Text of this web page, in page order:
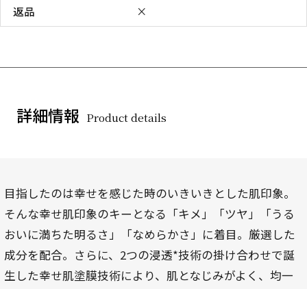
返品
×
詳細情報 Product details
目指したのは幸せを感じた時のいきいきとした肌印象。
そんな幸せ肌印象のキーとなる「キメ」「ツヤ」「うる
おいに満ちた明るさ」「なめらかさ」に着目。厳選した
成分を配合。さらに、2つの浸透*技術の掛け合わせで誕
生した幸せ肌塗膜技術により、肌となじみがよく、均一